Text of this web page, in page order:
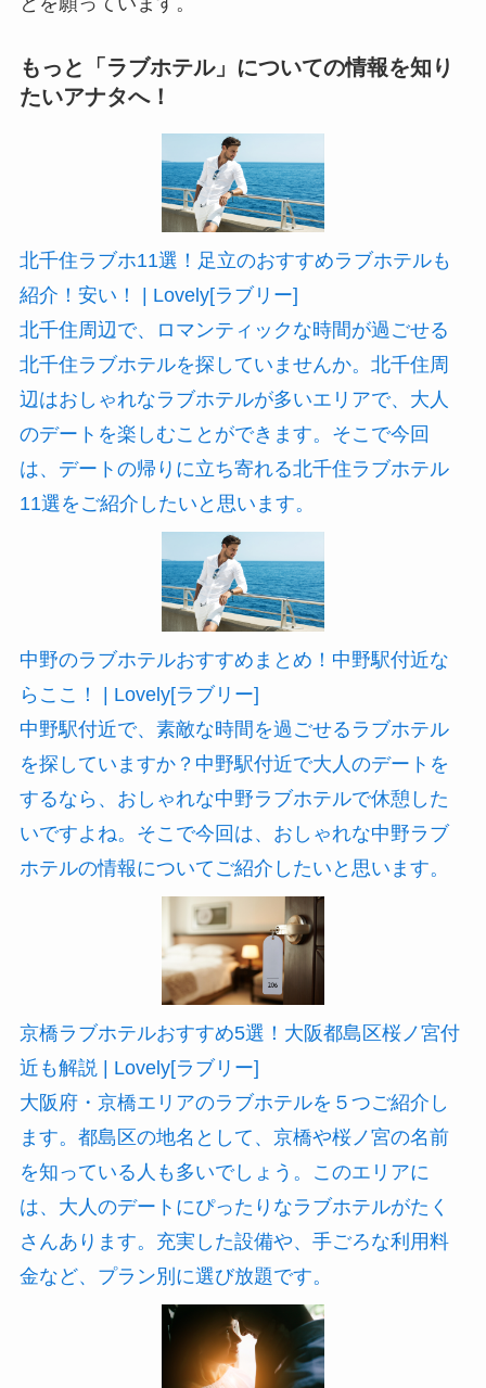
もっと「ラブホテル」についての情報を知り
たいアナタへ！
北千住ラブホ11選！足立のおすすめラブホテルも
紹介！安い！ | Lovely[ラブリー]
北千住周辺で、ロマンティックな時間が過ごせる
北千住ラブホテルを探していませんか。北千住周
辺はおしゃれなラブホテルが多いエリアで、大人
のデートを楽しむことができます。そこで今回
は、デートの帰りに立ち寄れる北千住ラブホテル
11選をご紹介したいと思います。
中野のラブホテルおすすめまとめ！中野駅付近な
らここ！ | Lovely[ラブリー]
中野駅付近で、素敵な時間を過ごせるラブホテル
を探していますか？中野駅付近で大人のデートを
するなら、おしゃれな中野ラブホテルで休憩した
いですよね。そこで今回は、おしゃれな中野ラブ
ホテルの情報についてご紹介したいと思います。
京橋ラブホテルおすすめ5選！大阪都島区桜ノ宮付
近も解説 | Lovely[ラブリー]
大阪府・京橋エリアのラブホテルを５つご紹介し
ます。都島区の地名として、京橋や桜ノ宮の名前
を知っている人も多いでしょう。このエリアに
は、大人のデートにぴったりなラブホテルがたく
さんあります。充実した設備や、手ごろな利用料
金など、プラン別に選び放題です。